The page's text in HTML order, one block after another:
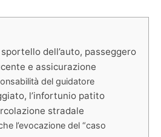
dell’auto, passeggero
e assicurazione
del guidatore
l’infortunio patito
stradale
l’evocazione del “caso